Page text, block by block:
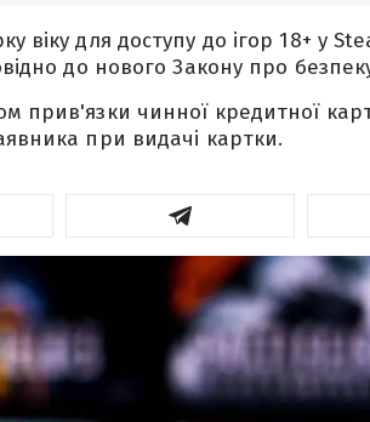
віку для доступу до ігор 18+ у
до нового Закону про
прив'язки чинної кредитної
при видачі картки.